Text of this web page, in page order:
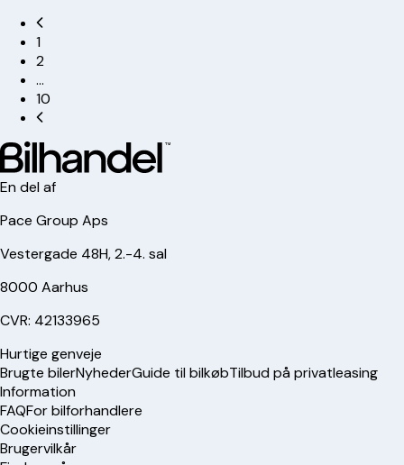
1
2
…
10
En del af
Pace Group Aps
Vestergade 48H, 2.-4. sal
8000 Aarhus
CVR: 42133965
Hurtige genveje
Brugte bilerNyhederGuide til bilkøbTilbud på privatleasing
Information
FAQFor bilforhandlere
Cookieinstillinger
Brugervilkår